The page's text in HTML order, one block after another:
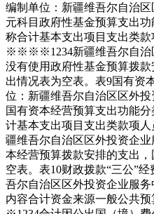
编制单位：新疆维吾尔自治
元科目 政府性基金预算支出功
称合计基本支出项目支出类款
※ ※ ※ ※1 234新疆维吾尔自
没有使用政府性基金预算拨
出情况表为空表。 表9国有资
位：新疆维吾尔自治区区外
国有资本经营预算支出功能分
计基本支出项目支出类款项
疆维吾尔自治区区外投资企
本经营预算拨款安排的支出
空表。 表10财政拨款“三公”
吾尔自治区区外投资企业服务
内容合计资金来源一般公共预